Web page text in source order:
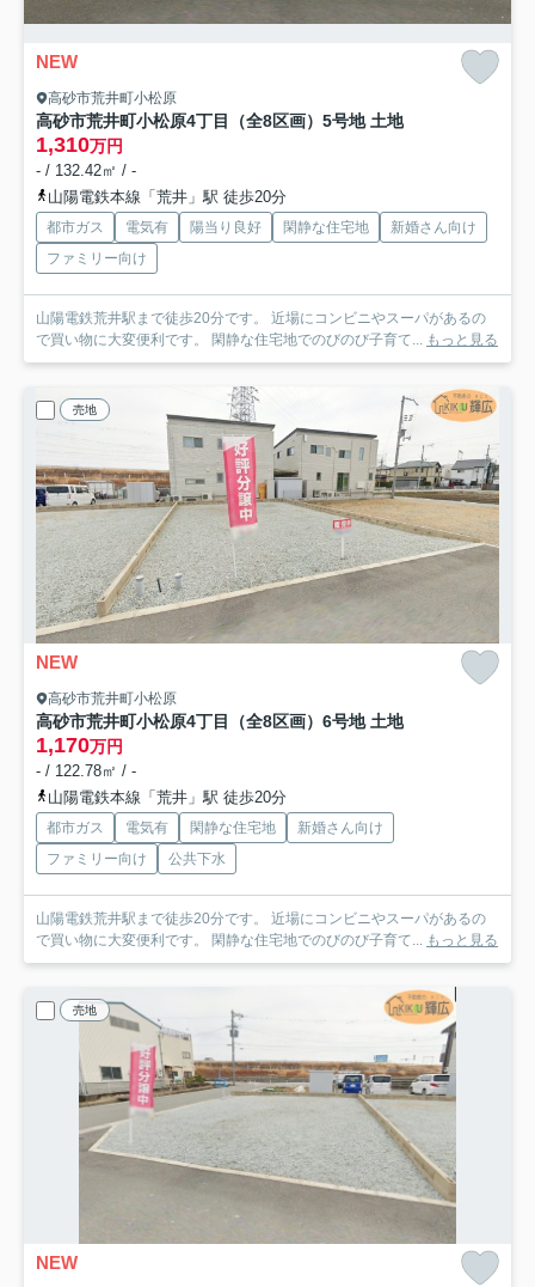
NEW
高砂市荒井町小松原
高砂市荒井町小松原4丁目（全8区画）5号地 土地
1,310万円
- / 132.42㎡ / -
山陽電鉄本線「荒井」駅 徒歩20分
都市ガス 電気有 陽当り良好 閑静な住宅地
新婚さん向け
ファミリー向け
山陽電鉄荒井駅まで徒歩20分です。 近場にコンビニやスーパがあるの
で買い物に大変便利です。 閑静な住宅地でのびのび子育て... もっと見る
売地
NEW
高砂市荒井町小松原
高砂市荒井町小松原4丁目（全8区画）6号地 土地
1,170万円
- / 122.78㎡ / -
山陽電鉄本線「荒井」駅 徒歩20分
都市ガス 電気有 閑静な住宅地
新婚さん向け
ファミリー向け
公共下水
山陽電鉄荒井駅まで徒歩20分です。 近場にコンビニやスーパがあるの
で買い物に大変便利です。 閑静な住宅地でのびのび子育て... もっと見る
売地
NEW